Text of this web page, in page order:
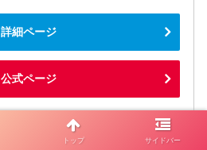
詳細ページ
公式ページ
トップ サイドバー